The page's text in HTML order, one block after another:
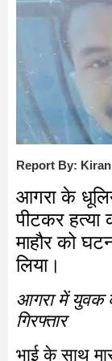
Report By:
आगरा के
पीटकर हत्या
माहौर को
लिया।
आगरा में युवक
गिरफ्तार
भाई के साथ